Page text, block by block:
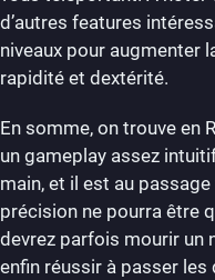
d’autres features
niveaux pour augmenter
rapidité et dextérité.
En somme, on trouve en
un gameplay assez
main, et il est au
précision ne pourra être
devrez parfois mourir un
enfin réussir à passer les